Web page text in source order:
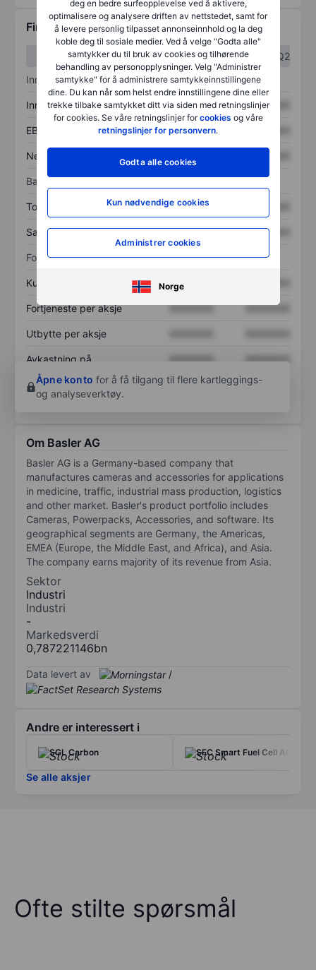
deg en bedre surfeopplevelse ved å aktivere,
optimalisere og analysere driften av nettstedet, samt for
å levere personlig tilpasset annonseinnhold og la deg
koble deg til sosiale medier. Ved å velge "Godta alle"
samtykker du til bruk av cookies og tilhørende
behandling av personopplysninger. Velg "Administrer
samtykke" for å administrere samtykkeinnstillingene
dine. Du kan når som helst endre innstillingene dine eller
trekke tilbake samtykket ditt via siden med retningslinjer
for cookies. Se våre retningslinjer forcookies og våre
retningslinjer for personvern.
Godta alle cookies
Kun nødvendige cookies
Administrer cookies
Norge
Finansiell informasjon
Q1
Q2
Inntektsoversikt
Inntekter XXXXXXX XXXXXXX
EBITDA XXXXXXX
Nettoinntekt
Balanse
Totale eiendeler XXXXXXX
Samlet gjeld XXXXXXX XXXXXXX
Forholdstall
Kurs/salg XXXXXXX
Fortjeneste per aksje XXXXXXX XXXXXXX
Utbytte per aksje
Avkastning på
egenkapital
XXXXXXX
XXXXXXX
Åpne konto for å få tilgang til flere kartleggings-
og analyseverktøy.
Om Basler AG
Basler AG is a Germany-based company that
manufactures cameras and accessories for applications
in medicine, traffic, industrial mass production, logistics
and other market. Basler's product portfolio includes
Cameras, Powerpacks, Accessories, and software. Its
geographical segments are Germany, the Americas,
EMEA (Europe, the Middle East, and Africa), and Asia.
The company earns majority of its revenue from Asia.
Sektor
Industri
Industri
-
Markedsverdi
0,787221146bn
Data levert av /
Andre er interessert i
SGL Carbon SFC Smart Fuel Cell AG
Se alle aksjer
Ofte stilte spørsmål